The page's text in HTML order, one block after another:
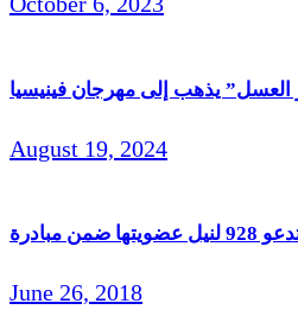
يذهب إلى مهرجان فينيسيا
August 19, 2024
June 26, 2018